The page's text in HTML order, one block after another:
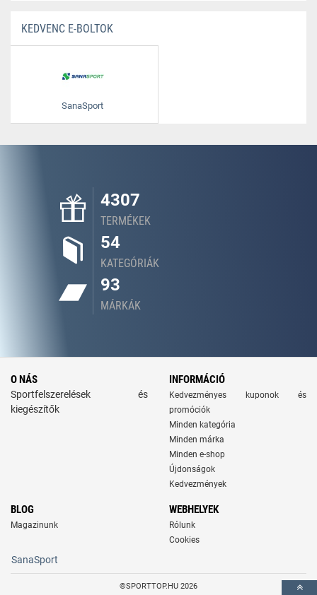
KEDVENC E-BOLTOK
SanaSport
4307
TERMÉKEK
54
KATEGÓRIÁK
93
MÁRKÁK
O NÁS
Sportfelszerelések és
kiegészítők
INFORMÁCIÓ
Kedvezményes kuponok és
promóciók
Minden kategória
Minden márka
Minden e-shop
Újdonságok
Kedvezmények
BLOG
Magazinunk
WEBHELYEK
Rólunk
Cookies
SanaSport
©SPORTTOP.HU 2026